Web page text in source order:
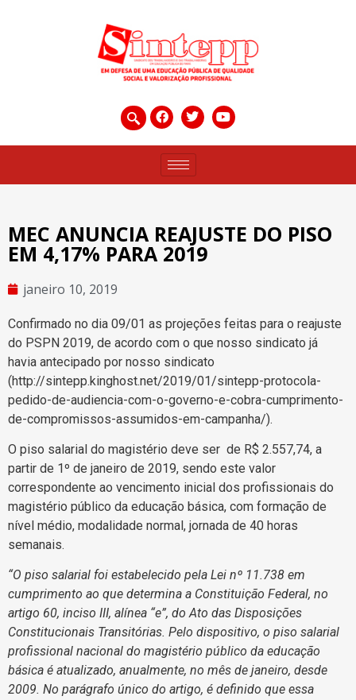
MEC ANUNCIA REAJUSTE DO PISO
EM 4,17% PARA 2019
janeiro 10, 2019
Confirmado no dia 09/01 as projeções feitas para o reajuste
do PSPN 2019, de acordo com o que nosso sindicato já
havia antecipado por nosso sindicato
(http://sintepp.kinghost.net/2019/01/sintepp-protocola-
pedido-de-audiencia-com-o-governo-e-cobra-cumprimento-
de-compromissos-assumidos-em-campanha/).
O piso salarial do magistério deve ser de R$ 2.557,74, a
partir de 1º de janeiro de 2019, sendo este valor
correspondente ao vencimento inicial dos profissionais do
magistério público da educação básica, com formação de
nível médio, modalidade normal, jornada de 40 horas
semanais.
“O piso salarial foi estabelecido pela Lei nº 11.738 em
cumprimento ao que determina a Constituição Federal, no
artigo 60, inciso III, alínea “e”, do Ato das Disposições
Constitucionais Transitórias. Pelo dispositivo, o piso salarial
profissional nacional do magistério público da educação
básica é atualizado, anualmente, no mês de janeiro, desde
2009. No parágrafo único do artigo, é definido que essa